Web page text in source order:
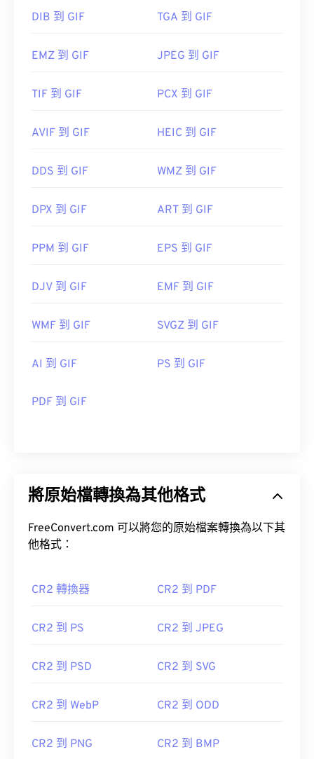
DIB 到 GIF TGA 到 GIF
EMZ 到 GIF JPEG 到 GIF
TIF 到 GIF PCX 到 GIF
AVIF 到 GIF HEIC 到 GIF
DDS 到 GIF WMZ 到 GIF
DPX 到 GIF ART 到 GIF
PPM 到 GIF EPS 到 GIF
DJV 到 GIF EMF 到 GIF
WMF 到 GIF SVGZ 到 GIF
AI 到 GIF PS 到 GIF
PDF 到 GIF
將原始檔轉換為其他格式
FreeConvert.com 可以將您的原始檔案轉換為以下其
他格式：
CR2 轉換器 CR2 到 PDF
CR2 到 PS CR2 到 JPEG
CR2 到 PSD CR2 到 SVG
CR2 到 WebP CR2 到 ODD
CR2 到 PNG CR2 到 BMP